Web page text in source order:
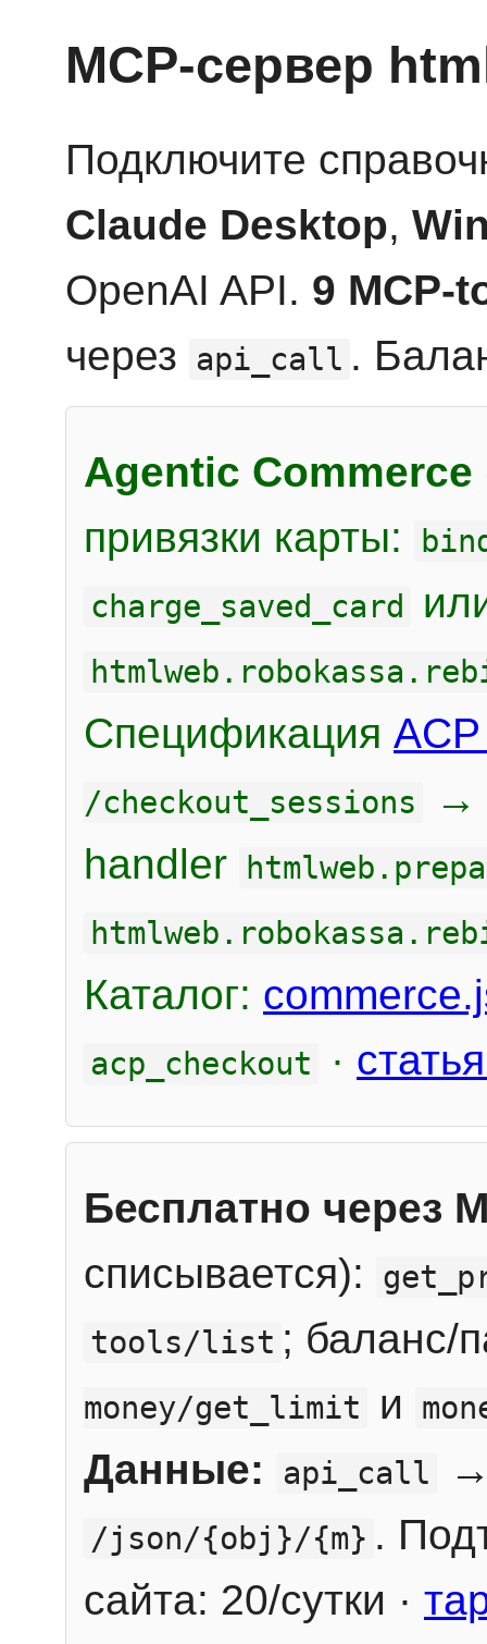
MCP-сервер
Подключите
Claude Desktop,
OpenAI API. 9 MCP-
через api_call .
Agentic Commerce
привязки карты:
charge_saved_card
Спецификация
/checkout_sessions
handler
Каталог:
acp_checkout ·
Бесплатно через
списывается):
tools/list ; баланс/
money/get_limit и
Данные: api_call
/json/{obj}/{m} .
сайта: 20/сутки ·